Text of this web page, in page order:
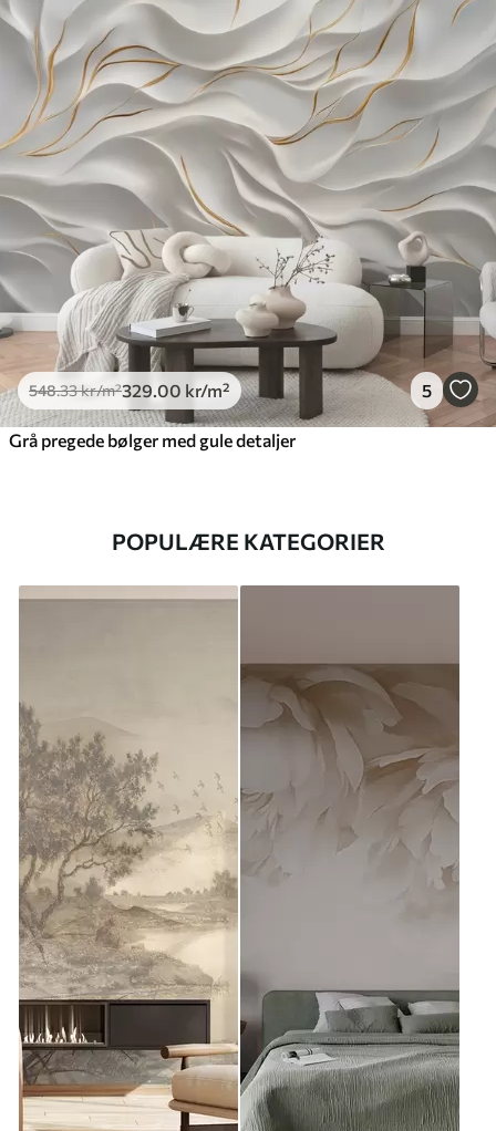
548.33kr/m²329 .00 kr/m² 5
Grå pregede bølger med gule detaljer
POPULÆRE KATEGORIER